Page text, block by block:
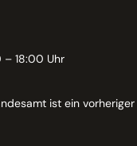
18:00 Uhr
ist ein vorheriger